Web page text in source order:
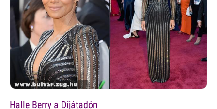
Halle Berry a Díjátadón